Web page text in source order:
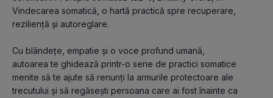
Vindecarea somatică, o hartă practică spre recuperare,
reziliență și autoreglare.
Cu blândețe, empatie și o voce profund umană,
autoarea te ghidează printr-o serie de practici somatice
menite să te ajute să renunți la armurile protectoare ale
trecutului și să regăsești persoana care ai fost înainte ca